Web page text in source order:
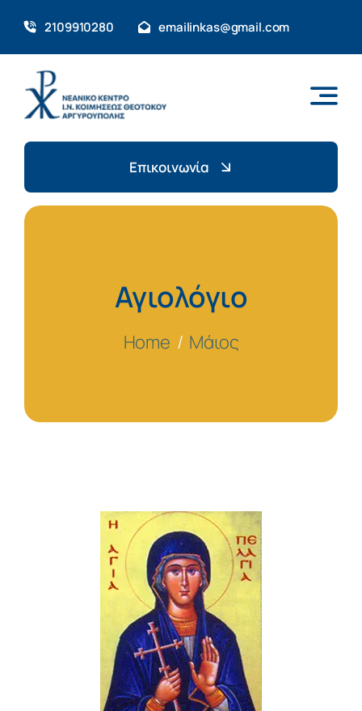
content
2109910280 emailinkas@gmail.com
Επικοινωνία
Αγιολόγιο
Home Μάιος